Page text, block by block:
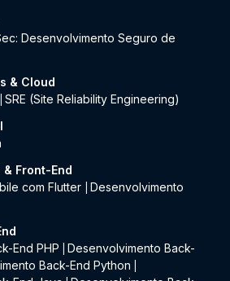
Desenvolvimento Seguro de
& Cloud
SRE (Site Reliability Engineering)
Front-End
com Flutter
Desenvolvimento
End PHP
Desenvolvimento Back-
Back-End Python